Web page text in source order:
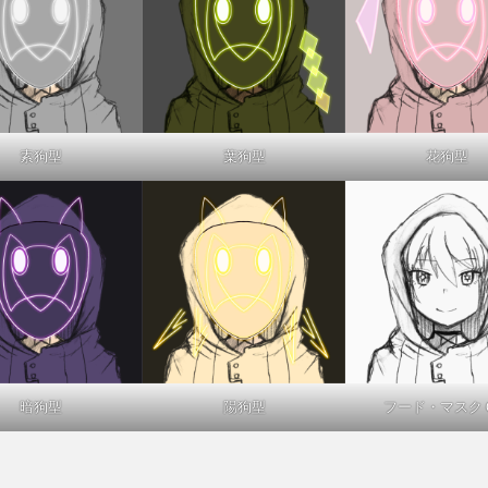
素狗型 葉狗型 花狗型
暗狗型 陽狗型 フード・マスク